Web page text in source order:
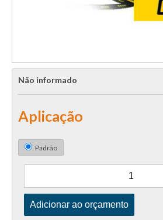
Não informado
Aplicação
Padrão